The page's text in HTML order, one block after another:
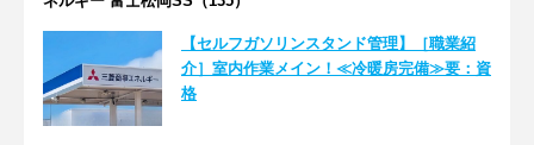
【セルフガソリンスタンド管理】［職業紹
介］室内作業メイン！≪冷暖房完備≫要：資
格